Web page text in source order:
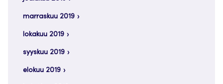
marraskuu 2019
lokakuu 2019
syyskuu 2019
elokuu 2019